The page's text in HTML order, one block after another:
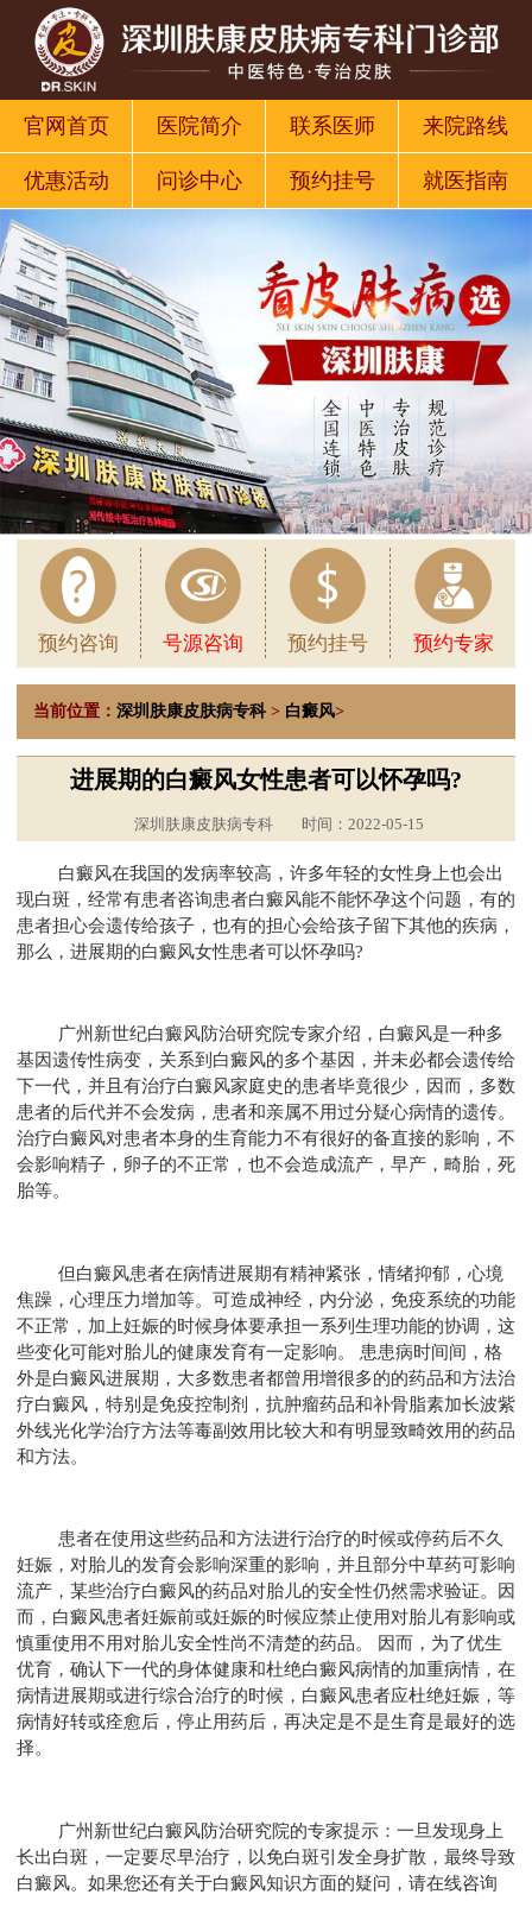
官网首页 医院简介 联系医师 来院路线
优惠活动 问诊中心 预约挂号 就医指南
预约咨询 号源咨询 预约挂号 预约专家
当前位置： 深圳肤康皮肤病专科 > 白癜风>
进展期的白癜风女性患者可以怀孕吗?
深圳肤康皮肤病专科 时间：2022-05-15
白癜风在我国的发病率较高，许多年轻的女性身上也会出
现白斑，经常有患者咨询患者白癜风能不能怀孕这个问题，有的
患者担心会遗传给孩子，也有的担心会给孩子留下其他的疾病，
那么，进展期的白癜风女性患者可以怀孕吗?
广州新世纪白癜风防治研究院专家介绍，白癜风是一种多
基因遗传性病变，关系到白癜风的多个基因，并未必都会遗传给
下一代，并且有治疗白癜风家庭史的患者毕竟很少，因而，多数
患者的后代并不会发病，患者和亲属不用过分疑心病情的遗传。
治疗白癜风对患者本身的生育能力不有很好的备直接的影响，不
会影响精子，卵子的不正常，也不会造成流产，早产，畸胎，死
胎等。
但白癜风患者在病情进展期有精神紧张，情绪抑郁，心境
焦躁，心理压力增加等。可造成神经，内分泌，免疫系统的功能
不正常，加上妊娠的时候身体要承担一系列生理功能的协调，这
些变化可能对胎儿的健康发育有一定影响。 患患病时间间，格
外是白癜风进展期，大多数患者都曾用增很多的的药品和方法治
疗白癜风，特别是免疫控制剂，抗肿瘤药品和补骨脂素加长波紫
外线光化学治疗方法等毒副效用比较大和有明显致畸效用的药品
和方法。
患者在使用这些药品和方法进行治疗的时候或停药后不久
妊娠，对胎儿的发育会影响深重的影响，并且部分中草药可影响
流产，某些治疗白癜风的药品对胎儿的安全性仍然需求验证。因
而，白癜风患者妊娠前或妊娠的时候应禁止使用对胎儿有影响或
慎重使用不用对胎儿安全性尚不清楚的药品。 因而，为了优生
优育，确认下一代的身体健康和杜绝白癜风病情的加重病情，在
病情进展期或进行综合治疗的时候，白癜风患者应杜绝妊娠，等
病情好转或痊愈后，停止用药后，再决定是不是生育是最好的选
择。
广州新世纪白癜风防治研究院的专家提示：一旦发现身上
长出白斑，一定要尽早治疗，以免白斑引发全身扩散，最终导致
白癜风。如果您还有关于白癜风知识方面的疑问，请在线咨询